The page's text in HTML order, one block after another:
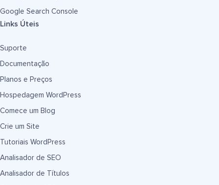
Google Search Console
Links Úteis
Suporte
Documentação
Planos e Preços
Hospedagem WordPress
Comece um Blog
Crie um Site
Tutoriais WordPress
Analisador de SEO
Analisador de Títulos